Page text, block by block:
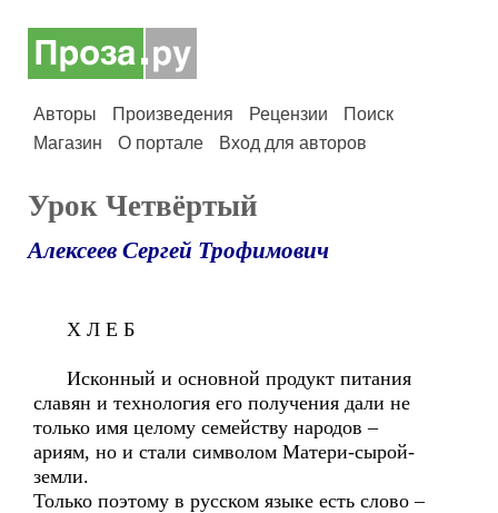
Авторы Произведения Рецензии
Поиск
Магазин
О портале Вход для авторов
Урок Четвёртый
Алексеев Сергей Трофимович
Х Л Е Б
Исконный и основной продукт питания
славян и технология его получения дали не
только имя целому семейству народов –
ариям, но и стали символом Матери-сырой-
земли.
Только поэтому в русском языке есть слово –